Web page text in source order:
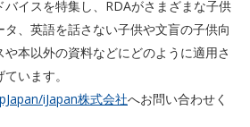
イスを特集し、RDAがさまざまな子供
、英語を話さない子供や文盲の子供向
本以外の資料などにどのように適用さ
います。
iJapan株式会社へお問い合わせく